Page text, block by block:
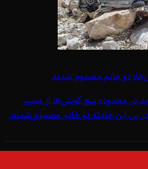
دو خانم مصدوم شدند
در محدوده پیچ کویتی‌ها از مسیر
پی این حادثه دو خانم مصدوم شدند.